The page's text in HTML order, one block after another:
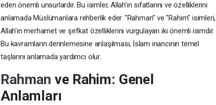
eden önemli unsurlardır. Bu isimler, Allah'ın sıfatlarını ve özelliklerini
anlamada Müslümanlara rehberlik eder. "Rahman" ve "Rahim" isimleri,
Allah'ın merhamet ve şefkat özelliklerini vurgulayan iki önemli isimdir.
Bu kavramların derinlemesine anlaşılması, İslam inancının temel
taşlarını anlamada yardımcı olur.
Rahman ve Rahim: Genel
Anlamları